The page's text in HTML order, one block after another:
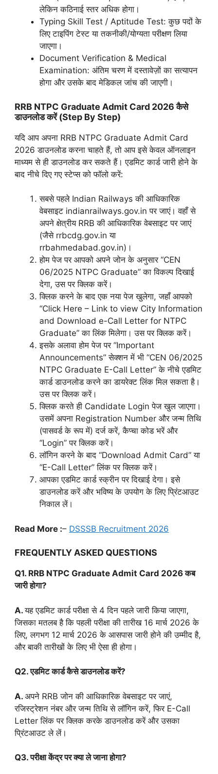
लेकिन कठिनाई स्तर अधिक होगा।
Typing Skill Test / Aptitude Test: कुछ पदों के
लिए टाइपिंग टेस्ट या तकनीकी/योग्यता परीक्षण लिया
जाएगा।
Document Verification & Medical
Examination: अंतिम चरण में दस्तावेज़ों का सत्यापन
होगा और उसके बाद मेडिकल जांच की जाएगी।
RRB NTPC Graduate Admit Card 2026 कैसे
डाउनलोड करें (Step By Step)
यदि आप अपना RRB NTPC Graduate Admit Card
2026 डाउनलोड करना चाहते हैं, तो आप इसे केवल ऑनलाइन
माध्यम से ही डाउनलोड कर सकते हैं। एडमिट कार्ड जारी होने के
बाद नीचे दिए गए स्टेप्स को फॉलो करें:
सबसे पहले Indian Railways की आधिकारिक
वेबसाइट indianrailways.gov.in पर जाएं। वहाँ से
अपने क्षेत्रीय RRB की आधिकारिक वेबसाइट पर जाएं
(जैसे rrbcdg.gov.in या
rrbahmedabad.gov.in)।
होम पेज पर आपको अपने जोन के अनुसार “CEN
06/2025 NTPC Graduate” का विकल्प दिखाई
देगा, उस पर क्लिक करें।
क्लिक करने के बाद एक नया पेज खुलेगा, जहाँ आपको
“Click Here – Link to view City Information
and Download e-Call Letter for NTPC
Graduate” का लिंक मिलेगा। उस पर क्लिक करें।
इसके अलावा होम पेज पर “Important
Announcements” सेक्शन में भी “CEN 06/2025
NTPC Graduate E-Call Letter” के नीचे एडमिट
कार्ड डाउनलोड करने का डायरेक्ट लिंक मिल सकता है।
उस पर क्लिक करें।
क्लिक करते ही Candidate Login पेज खुल जाएगा।
उसमें अपना Registration Number और जन्म तिथि
(पासवर्ड के रूप में) दर्ज करें, कैप्चा कोड भरें और
“Login” पर क्लिक करें।
लॉगिन करने के बाद “Download Admit Card” या
“E-Call Letter” लिंक पर क्लिक करें।
आपका एडमिट कार्ड स्क्रीन पर दिखाई देगा। इसे
डाउनलोड करें और भविष्य के उपयोग के लिए प्रिंटआउट
निकाल लें।
Read More :– DSSSB Recruitment 2026
FREQUENTLY ASKED QUESTIONS
Q1. RRB NTPC Graduate Admit Card 2026 कब
जारी होगा?
A.यह एडमिट कार्ड परीक्षा से 4 दिन पहले जारी किया जाएगा,
जिसका मतलब है कि पहली परीक्षा की तारीख 16 मार्च 2026 के
लिए, लगभग 12 मार्च 2026 के आसपास जारी होने की उम्मीद है,
और बाकी तारीखों के लिए भी ऐसा ही होगा।
Q2. एडमिट कार्ड कैसे डाउनलोड करें?
A. अपने RRB जोन की आधिकारिक वेबसाइट पर जाएं,
रजिस्ट्रेशन नंबर और जन्म तिथि से लॉगिन करें, फिर E-Call
Letter लिंक पर क्लिक करके डाउनलोड करें और उसका
प्रिंटआउट ले लें।
Q3. परीक्षा केंद्र पर क्या ले जाना होगा?